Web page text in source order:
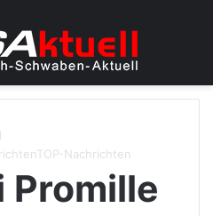
TOP-Nachrichten
Promille